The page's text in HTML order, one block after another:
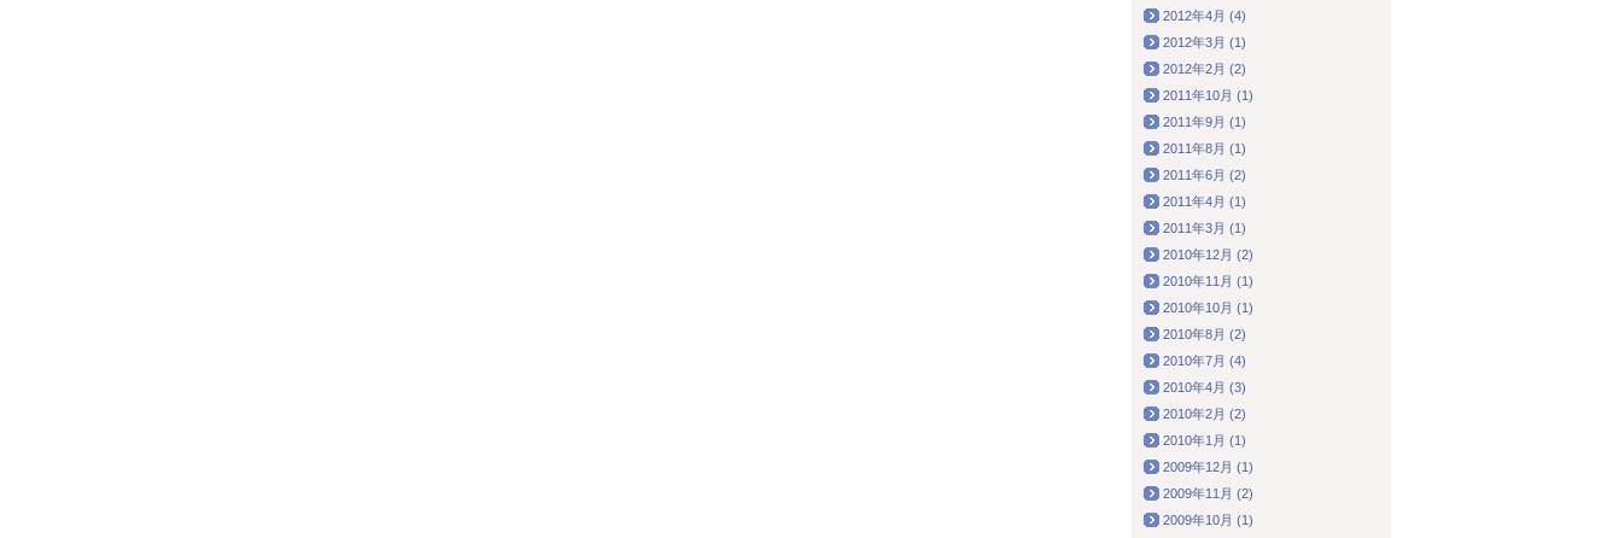
2012年4月 (4)
2012年3月 (1)
2012年2月 (2)
2011年10月 (1)
2011年9月 (1)
2011年8月 (1)
2011年6月 (2)
2011年4月 (1)
2011年3月 (1)
2010年12月 (2)
2010年11月 (1)
2010年10月 (1)
2010年8月 (2)
2010年7月 (4)
2010年4月 (3)
2010年2月 (2)
2010年1月 (1)
2009年12月 (1)
2009年11月 (2)
2009年10月 (1)